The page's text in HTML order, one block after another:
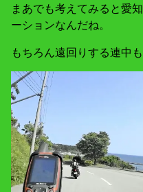
まあでも考えてみると愛
ーションなんだね。
もちろん遠回りする連中